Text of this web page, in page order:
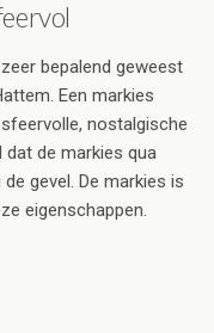
bepalend geweest
Een markies
nostalgische
de markies qua
gevel. De markies is
eigenschappen.